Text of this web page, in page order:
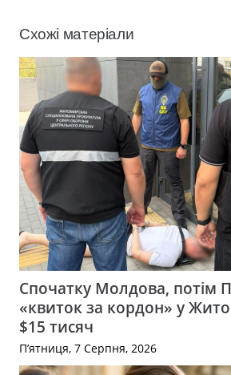
Схожі матеріали
Спочатку Молдова, потім
«квиток за кордон» у
$15 тисяч
П’ятниця, 7 Серпня, 2026